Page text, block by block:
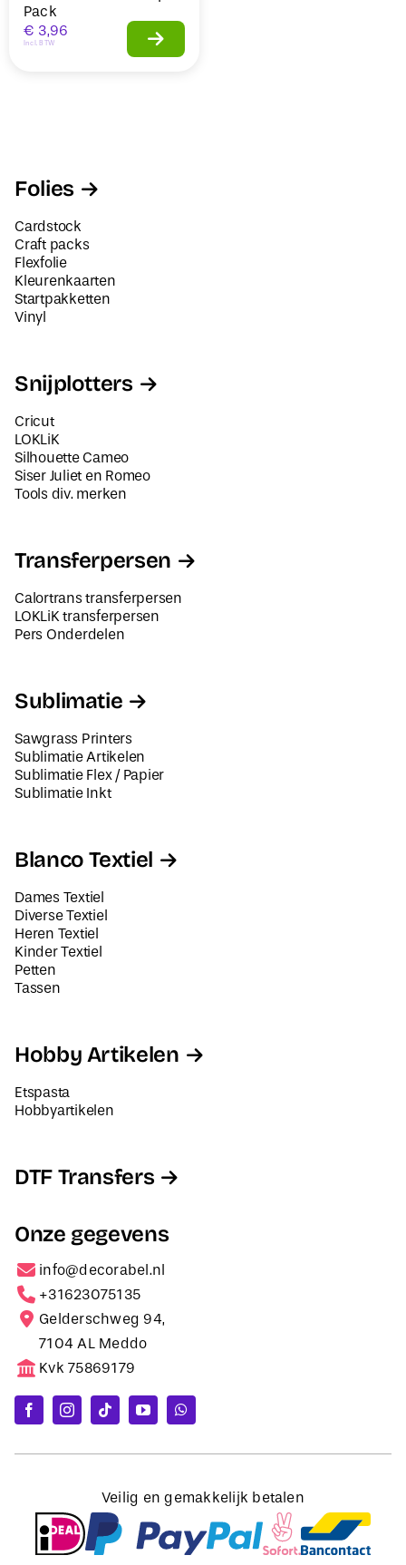
Pack
€ 3,96
Incl. BTW
Folies
Cardstock
Craft packs
Flexfolie
Kleurenkaarten
Startpakketten
Vinyl
Snijplotters
Cricut
LOKLiK
Silhouette Cameo
Siser Juliet en Romeo
Tools div. merken
Transferpersen
Calortrans transferpersen
LOKLiK transferpersen
Pers Onderdelen
Sublimatie
Sawgrass Printers
Sublimatie Artikelen
Sublimatie Flex / Papier
Sublimatie Inkt
Blanco Textiel
Dames Textiel
Diverse Textiel
Heren Textiel
Kinder Textiel
Petten
Tassen
Hobby Artikelen
Etspasta
Hobbyartikelen
DTF Transfers
Onze gegevens
info@decorabel.nl
+31623075135
Gelderschweg 94,
7104 AL Meddo
Kvk 75869179
Veilig en gemakkelijk betalen